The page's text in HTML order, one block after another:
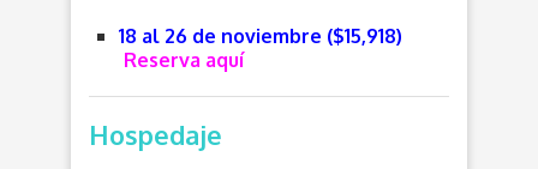
18 al 26 de noviembre ($15,918)
Reserva aquí
Hospedaje